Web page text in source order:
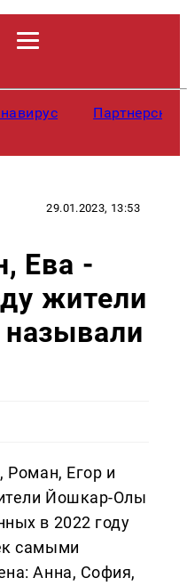
29.01.2023, 13:53
Ева -
жители
Егор и
Йошкар-Олы
в 2022 году
самыми
Анна, София,